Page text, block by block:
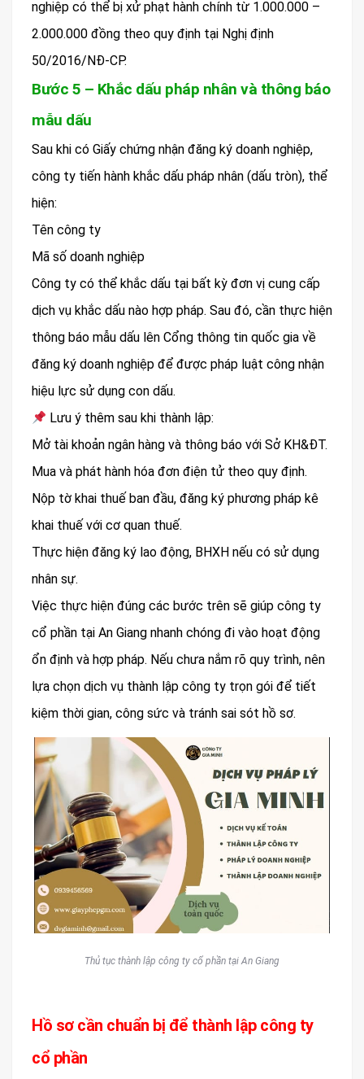
nghiệp có thể bị xử phạt hành chính từ 1.000.000 –
2.000.000 đồng theo quy định tại Nghị định
50/2016/NĐ-CP.
Bước 5 – Khắc dấu pháp nhân và thông báo
mẫu dấu
Sau khi có Giấy chứng nhận đăng ký doanh nghiệp,
công ty tiến hành khắc dấu pháp nhân (dấu tròn), thể
hiện:
Tên công ty
Mã số doanh nghiệp
Công ty có thể khắc dấu tại bất kỳ đơn vị cung cấp
dịch vụ khắc dấu nào hợp pháp. Sau đó, cần thực hiện
thông báo mẫu dấu lên Cổng thông tin quốc gia về
đăng ký doanh nghiệp để được pháp luật công nhận
hiệu lực sử dụng con dấu.
Lưu ý thêm sau khi thành lập:
Mở tài khoản ngân hàng và thông báo với Sở KH&ĐT.
Mua và phát hành hóa đơn điện tử theo quy định.
Nộp tờ khai thuế ban đầu, đăng ký phương pháp kê
khai thuế với cơ quan thuế.
Thực hiện đăng ký lao động, BHXH nếu có sử dụng
nhân sự.
Việc thực hiện đúng các bước trên sẽ giúp công ty
cổ phần tại An Giang nhanh chóng đi vào hoạt động
ổn định và hợp pháp. Nếu chưa nắm rõ quy trình, nên
lựa chọn dịch vụ thành lập công ty trọn gói để tiết
kiệm thời gian, công sức và tránh sai sót hồ sơ.
Thủ tục thành lập công ty cổ phần tại An Giang
Hồ sơ cần chuẩn bị để thành lập công ty
cổ phần